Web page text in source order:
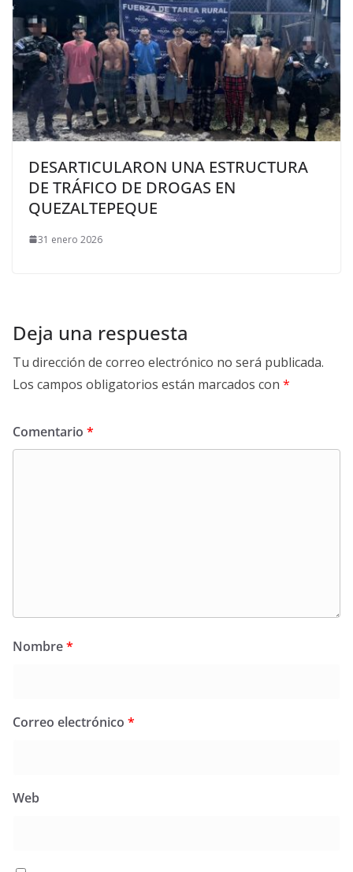
DESARTICULARON UNA ESTRUCTURA
DE TRÁFICO DE DROGAS EN
QUEZALTEPEQUE
31 enero 2026
Deja una respuesta
Tu dirección de correo electrónico no será publicada.
Los campos obligatorios están marcados con *
Comentario *
Nombre*
Correo electrónico *
Web